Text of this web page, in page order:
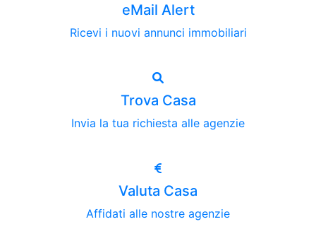
eMail Alert
Ricevi i nuovi annunci immobiliari
Trova Casa
Invia la tua richiesta alle agenzie
Valuta Casa
Affidati alle nostre agenzie